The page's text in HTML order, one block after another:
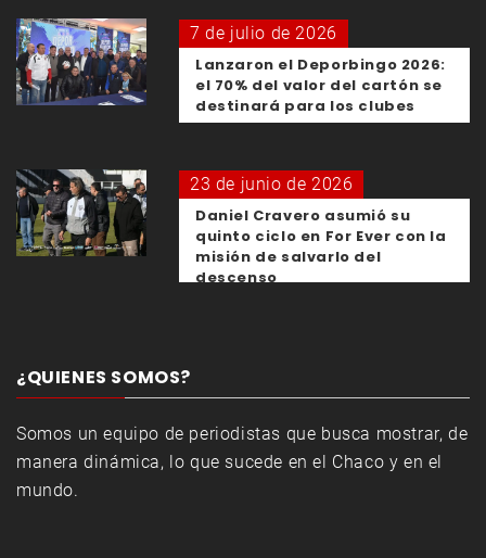
7 de julio de 2026
Lanzaron el Deporbingo 2026:
el 70% del valor del cartón se
destinará para los clubes
23 de junio de 2026
Daniel Cravero asumió su
quinto ciclo en For Ever con la
misión de salvarlo del
descenso
¿QUIENES SOMOS?
Somos un equipo de periodistas que busca mostrar, de
manera dinámica, lo que sucede en el Chaco y en el
mundo.